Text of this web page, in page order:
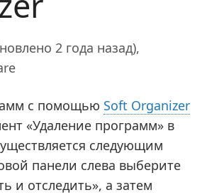
2 года назад),
с помощью Soft Organizer
«Удаление программ» в
следующим
панели слева выберите
и отследить», а затем